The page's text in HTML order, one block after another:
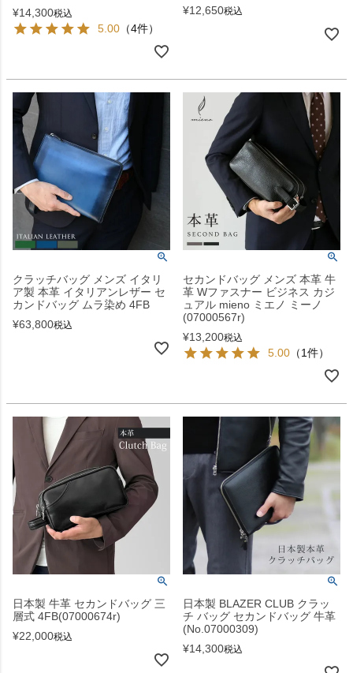
¥14,300税込
5.00 （4件）
¥12,650税込
クラッチバッグ メンズ イタリ
ア製 本革 イタリアンレザー セ
カンドバッグ ムラ染め 4FB
¥63,800税込
セカンドバッグ メンズ 本革 牛
革 Wファスナー ビジネス カジ
ュアル mieno ミエノ ミーノ
(07000567r)
¥13,200税込
5.00 （1件）
日本製 牛革 セカンドバッグ 三
層式 4FB(07000674r)
¥22,000税込
日本製 BLAZER CLUB クラッ
チ バッグ セカンドバッグ 牛革
(No.07000309)
¥14,300税込